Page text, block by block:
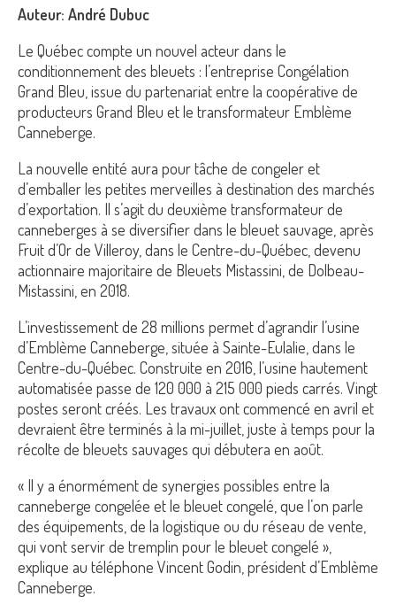
Auteur: André Dubuc
Le Québec compte un nouvel acteur dans le
conditionnement des bleuets : l’entreprise Congélation
Grand Bleu, issue du partenariat entre la coopérative de
producteurs Grand Bleu et le transformateur Emblème
Canneberge.
La nouvelle entité aura pour tâche de congeler et
d’emballer les petites merveilles à destination des marchés
d’exportation. Il s’agit du deuxième transformateur de
canneberges à se diversifier dans le bleuet sauvage, après
Fruit d’Or de Villeroy, dans le Centre-du-Québec, devenu
actionnaire majoritaire de Bleuets Mistassini, de Dolbeau-
Mistassini, en 2018.
L’investissement de 28 millions permet d’agrandir l’usine
d’Emblème Canneberge, située à Sainte-Eulalie, dans le
Centre-du-Québec. Construite en 2016, l’usine hautement
automatisée passe de 120 000 à 215 000 pieds carrés. Vingt
postes seront créés. Les travaux ont commencé en avril et
devraient être terminés à la mi-juillet, juste à temps pour la
récolte de bleuets sauvages qui débutera en août.
« Il y a énormément de synergies possibles entre la
canneberge congelée et le bleuet congelé, que l’on parle
des équipements, de la logistique ou du réseau de vente,
qui vont servir de tremplin pour le bleuet congelé »,
explique au téléphone Vincent Godin, président d’Emblème
Canneberge.